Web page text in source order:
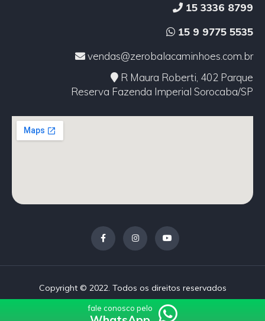
15 3336 8799
15 9 9775 5535
vendas@zerobalacaminhoes.com.br
R Maura Roberti, 402 Parque
Reserva Fazenda Imperial Sorocaba/SP
Copyright © 2022. Todos os direitos reservados
fale conosco pelo
fale conosco pelo